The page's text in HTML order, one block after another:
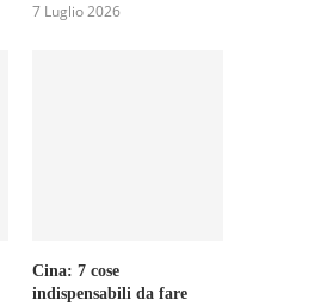
7 Luglio 2026
Cina: 7 cose
indispensabili da fare